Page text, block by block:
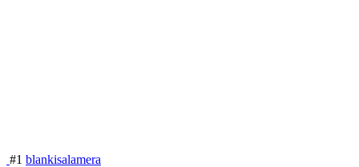
#1 blankisalamera